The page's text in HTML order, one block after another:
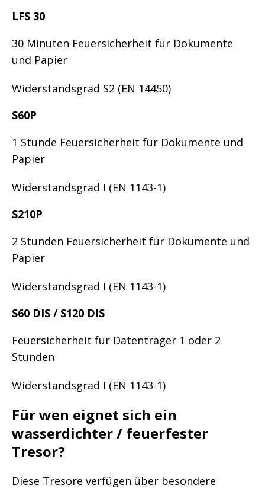
LFS 30
30 Minuten Feuersicherheit für Dokumente
und Papier
Widerstandsgrad S2 (EN 14450)
S60P
1 Stunde Feuersicherheit für Dokumente und
Papier
Widerstandsgrad I (EN 1143-1)
S210P
2 Stunden Feuersicherheit für Dokumente und
Papier
Widerstandsgrad I (EN 1143-1)
S60 DIS / S120 DIS
Feuersicherheit für Datenträger 1 oder 2
Stunden
Widerstandsgrad I (EN 1143-1)
Für wen eignet sich ein
wasserdichter / feuerfester
Tresor?
Diese Tresore verfügen über besondere